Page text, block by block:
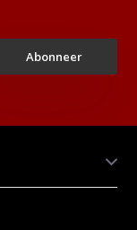
Abonneer